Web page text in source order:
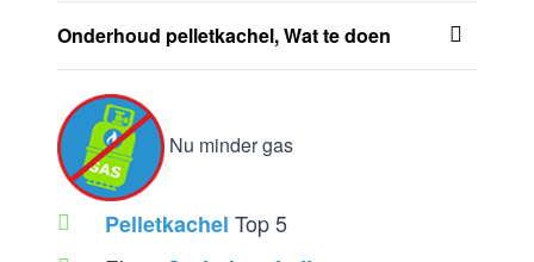
Onderhoud pelletkachel, Wat te doen
Nu minder gas
Pelletkachel Top 5